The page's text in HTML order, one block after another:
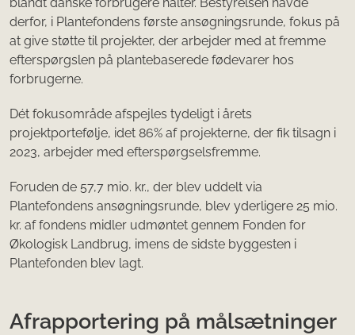
derfor, i Plantefondens første ansøgningsrunde, fokus på
at give støtte til projekter, der arbejder med at fremme
efterspørgslen på plantebaserede fødevarer hos
forbrugerne.
Dét fokusområde afspejles tydeligt i årets
projektportefølje, idet 86% af projekterne, der fik tilsagn i
2023, arbejder med efterspørgselsfremme.
Foruden de 57,7 mio. kr., der blev uddelt via
Plantefondens ansøgningsrunde, blev yderligere 25 mio.
kr. af fondens midler udmøntet gennem Fonden for
Økologisk Landbrug, imens de sidste byggesten i
Plantefonden blev lagt.
Afrapportering på målsætninger